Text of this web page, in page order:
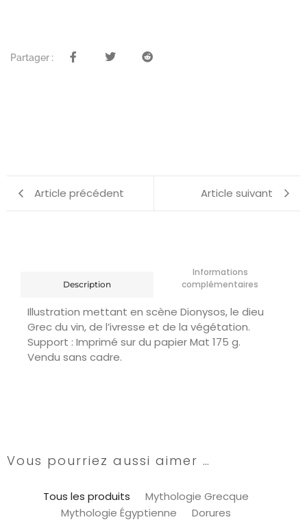
Partager :
Article précédent Article suivant
Description
Informations
complémentaires
Illustration mettant en scène Dionysos, le dieu
Grec du vin, de l’ivresse et de la végétation.
Support : Imprimé sur du papier Mat 175 g.
Vendu sans cadre.
Vous pourriez aussi aimer …
Tous les produits
Mythologie Grecque
Mythologie Égyptienne
Dorures